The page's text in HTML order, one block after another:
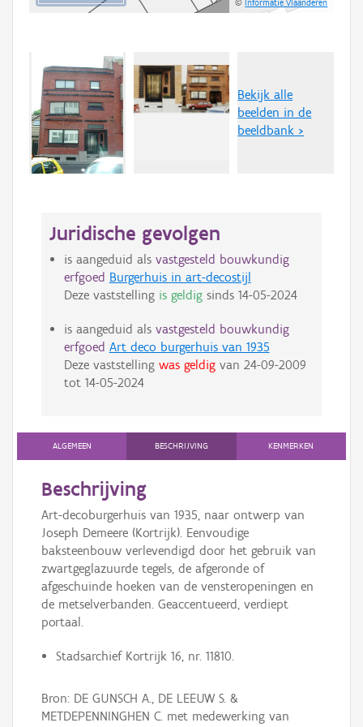
©Informatie Vlaanderen
Bekijk alle
beelden in de
beeldbank >
Juridische gevolgen
is aangeduid als vastgesteld bouwkundig
erfgoed Burgerhuis in art-decostijl
Deze vaststelling is geldigsinds 14-05-2024
is aangeduid als vastgesteld bouwkundig
erfgoed Art deco burgerhuis van 1935
Deze vaststelling was geldigvan 24-09-2009
tot 14-05-2024
ALGEMEEN BESCHRIJVING KENMERKEN
Beschrijving
Art-decoburgerhuis van 1935, naar ontwerp van
Joseph Demeere (Kortrijk). Eenvoudige
baksteenbouw verlevendigd door het gebruik van
zwartgeglazuurde tegels, de afgeronde of
afgeschuinde hoeken van de vensteropeningen en
de metselverbanden. Geaccentueerd, verdiept
portaal.
Stadsarchief Kortrijk 16, nr. 11810.
Bron: DE GUNSCH A., DE LEEUW S. &
METDEPENNINGHEN C. met medewerking van